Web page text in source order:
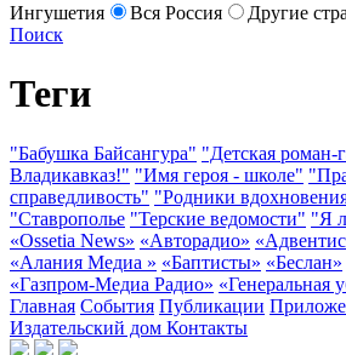
Ингушетия
Вся Россия Другие
Поиск
Теги
"Бабушка Байсангура" "Детская роман-
Владикавказ!" "Имя героя - школе"
справедливость" "Родники
"Ставрополье "Терские ведомости" "Я
«Ossetia News» «Авторадио»
«Алания Медиа » «Баптисты» «Беслан»
«Газпром-Медиа Радио» «Генеральная
Главная События Публикации
Издательский дом Контакты